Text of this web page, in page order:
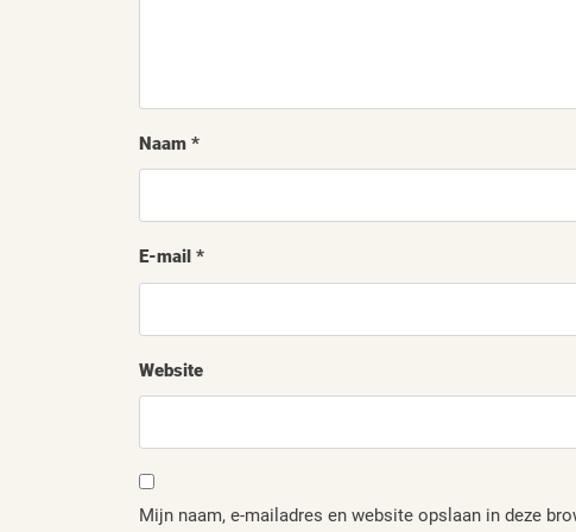
Naam *
E-mail *
Website
Mijn naam, e-mailadres en website opslaan in deze